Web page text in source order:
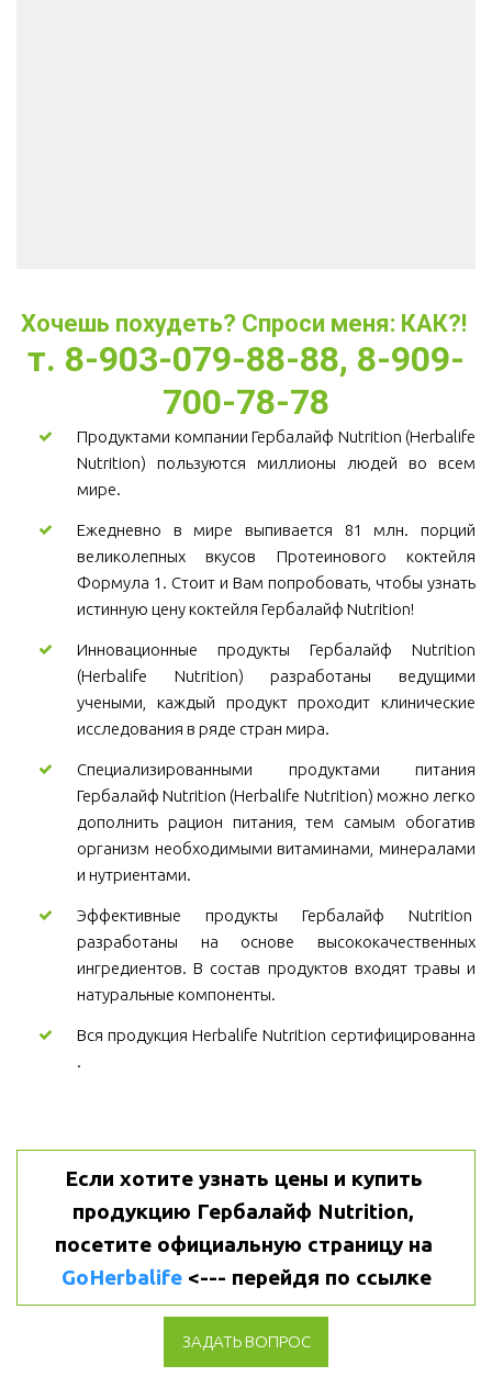
Хочешь похудеть? Спроси меня: КАК?!
т. 8-903-079-88-88, 8-909-
700-78-78
Продуктами компании Гербалайф Nutrition (Herbalife
Nutrition) пользуются миллионы людей во всем
мире.
Ежедневно в мире выпивается 81 млн. порций
великолепных вкусов Протеинового коктейля
Формула 1. Стоит и Вам попробовать, чтобы узнать
истинную цену коктейля Гербалайф Nutrition!
Инновационные продукты Гербалайф Nutrition
(Herbalife Nutrition) разработаны ведущими
учеными, каждый продукт проходит клинические
исследования в ряде стран мира.
Специализированными продуктами питания
Гербалайф Nutrition (Herbalife Nutrition) можно легко
дополнить рацион питания, тем самым обогатив
организм необходимыми витаминами, минералами
и нутриентами.
Эффективные продукты Гербалайф Nutrition
разработаны на основе высококачественных
ингредиентов. В состав продуктов входят травы и
натуральные компоненты.
Вся продукция Herbalife Nutrition сертифицированна
.
Если хотите узнать цены и купить
продукцию Гербалайф Nutrition,
GoHerbalife <--- перейдя по ссылке
ЗАДАТЬ ВОПРОС